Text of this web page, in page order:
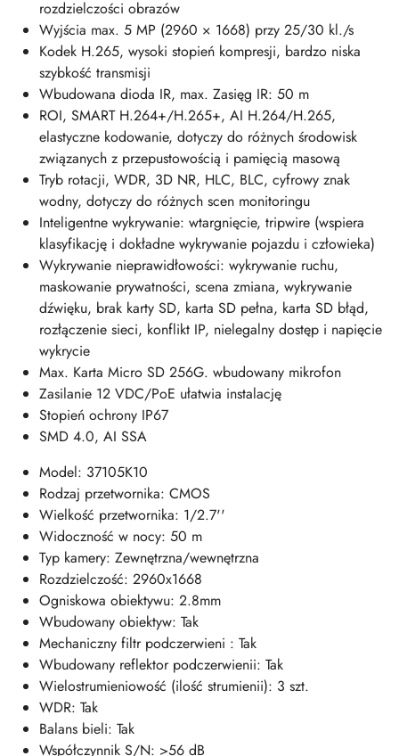
rozdzielczości obrazów
Wyjścia max. 5 MP (2960 × 1668) przy 25/30 kl./s
Kodek H.265, wysoki stopień kompresji, bardzo niska
szybkość transmisji
Wbudowana dioda IR, max. Zasięg IR: 50 m
ROI, SMART H.264+/H.265+, AI H.264/H.265,
elastyczne kodowanie, dotyczy do różnych środowisk
związanych z przepustowością i pamięcią masową
Tryb rotacji, WDR, 3D NR, HLC, BLC, cyfrowy znak
wodny, dotyczy do różnych scen monitoringu
Inteligentne wykrywanie: wtargnięcie, tripwire (wspiera
klasyfikację i dokładne wykrywanie pojazdu i człowieka)
Wykrywanie nieprawidłowości: wykrywanie ruchu,
maskowanie prywatności, scena zmiana, wykrywanie
dźwięku, brak karty SD, karta SD pełna, karta SD błąd,
rozłączenie sieci, konflikt IP, nielegalny dostęp i napięcie
wykrycie
Max. Karta Micro SD 256G. wbudowany mikrofon
Zasilanie 12 VDC/PoE ułatwia instalację
Stopień ochrony IP67
SMD 4.0, AI SSA
Model: 37105K10
Rodzaj przetwornika: CMOS
Wielkość przetwornika: 1/2.7''
Widoczność w nocy: 50 m
Typ kamery: Zewnętrzna/wewnętrzna
Rozdzielczość: 2960x1668
Ogniskowa obiektywu: 2.8mm
Wbudowany obiektyw: Tak
Mechaniczny filtr podczerwieni : Tak
Wbudowany reflektor podczerwienii: Tak
Wielostrumieniowość (ilość strumienii): 3 szt.
WDR: Tak
Balans bieli: Tak
Współczynnik S/N: >56 dB